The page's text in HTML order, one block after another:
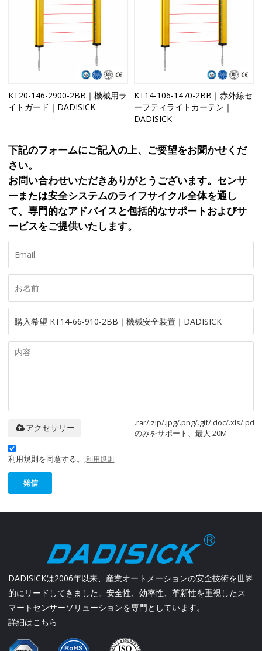
KT20-146-2900-2BB｜機械用ラ
イトガード｜DADISICK
KT14-106-1470-2BB｜赤外線セ
ーフティライトカーテン｜
DADISICK
下記のフォームにご記入の上、ご要望をお聞かせくだ
さい。
お問い合わせいただきありがとうございます。センサ
ーまたは安全システムのライフサイクル全体を通し
て、専門的なアドバイスと包括的なサポートおよびサ
ービスをご提供いたします。
.rar/.zip/.jpg/.png/.gif/.doc/.xls/.pdf
のみをサポート、最大 20M
アクセサリー
利用規則を同意する。,利用規則
発信
DADISICKは2006年以来、産業オートメーションの安全技術を世界
的にリードしてきました。安全性、効率性、革新性を重視したス
マートセンサーソリューションを専門としています。
詳細はこちら